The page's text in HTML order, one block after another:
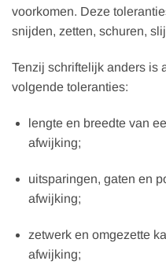
voorkomen. Deze
snijden, zetten, schuren,
Tenzij schriftelijk anders is
volgende toleranties:
lengte en breedte van
afwijking;
uitsparingen, gaten en
afwijking;
zetwerk en omgezette
afwijking;